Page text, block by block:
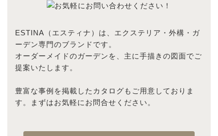
ESTINA（エスティナ）は、エクステリア・外構・ガ
ーデン専門のブランドです。
オーダーメイドのガーデンを、主に手描きの図面でご
提案いたします。
豊富な事例を掲載したカタログもご用意しておりま
す。まずはお気軽にお問合せください。